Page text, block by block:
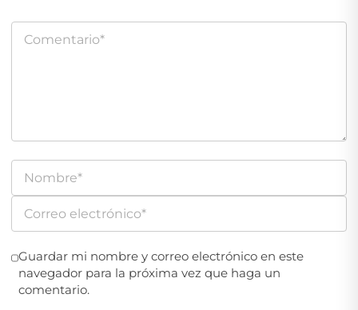
Guardar mi nombre y correo electrónico en este
navegador para la próxima vez que haga un
comentario.